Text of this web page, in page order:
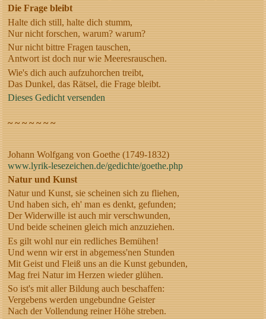
Die Frage bleibt
Halte dich still, halte dich stumm,
Nur nicht forschen, warum? warum?
Nur nicht bittre Fragen tauschen,
Antwort ist doch nur wie Meeresrauschen.
Wie's dich auch aufzuhorchen treibt,
Das Dunkel, das Rätsel, die Frage bleibt.
Dieses Gedicht versenden
~ ~ ~ ~ ~ ~ ~
Johann Wolfgang von Goethe (1749-1832)
www.lyrik-lesezeichen.de/gedichte/goethe.php
Natur und Kunst
Natur und Kunst, sie scheinen sich zu fliehen,
Und haben sich, eh' man es denkt, gefunden;
Der Widerwille ist auch mir verschwunden,
Und beide scheinen gleich mich anzuziehen.
Es gilt wohl nur ein redliches Bemühen!
Und wenn wir erst in abgemess'nen Stunden
Mit Geist und Fleiß uns an die Kunst gebunden,
Mag frei Natur im Herzen wieder glühen.
So ist's mit aller Bildung auch beschaffen:
Vergebens werden ungebundne Geister
Nach der Vollendung reiner Höhe streben.